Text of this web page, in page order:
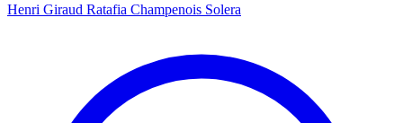
Henri Giraud Ratafia Champenois Solera